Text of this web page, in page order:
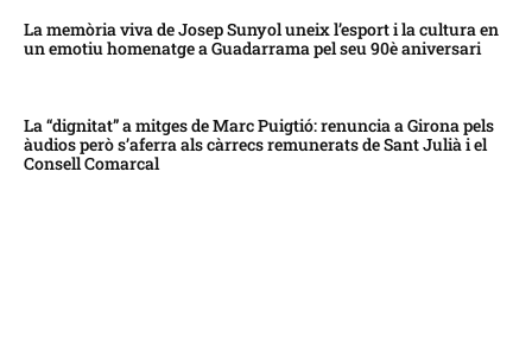
La memòria viva de Josep Sunyol uneix l’esport i la cultura en
un emotiu homenatge a Guadarrama pel seu 90è aniversari
La “dignitat” a mitges de Marc Puigtió: renuncia a Girona pels
àudios però s’aferra als càrrecs remunerats de Sant Julià i el
Consell Comarcal